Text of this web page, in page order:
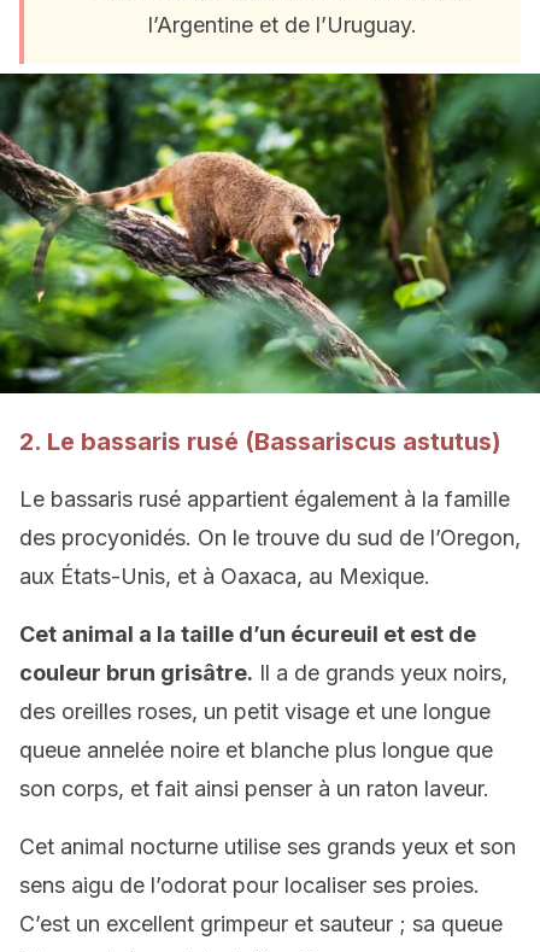
l’Argentine et de l’Uruguay.
2. Le bassaris rusé (Bassariscus astutus)
Le bassaris rusé appartient également à la famille
des procyonidés. On le trouve du sud de l’Oregon,
aux États-Unis, et à Oaxaca, au Mexique.
Cet animal a la taille d’un écureuil et est de
couleur brun grisâtre. Il a de grands yeux noirs,
des oreilles roses, un petit visage et une longue
queue annelée noire et blanche plus longue que
son corps, et fait ainsi penser à un raton laveur.
Cet animal nocturne utilise ses grands yeux et son
sens aigu de l’odorat pour localiser ses proies.
C’est un excellent grimpeur et sauteur ; sa queue